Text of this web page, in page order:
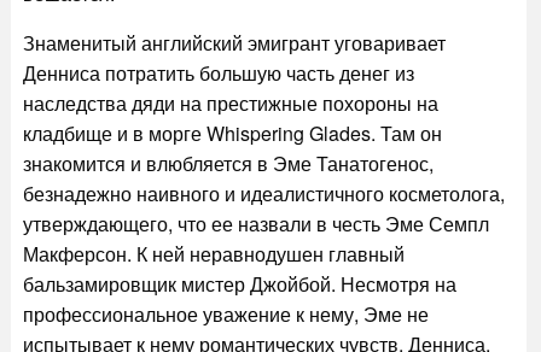
Знаменитый английский эмигрант уговаривает
Денниса потратить большую часть денег из
наследства дяди на престижные похороны на
кладбище и в морге Whispering Glades. Там он
знакомится и влюбляется в Эме Танатогенос,
безнадежно наивного и идеалистичного косметолога,
утверждающего, что ее назвали в честь Эме Семпл
Макферсон. К ней неравнодушен главный
бальзамировщик мистер Джойбой. Несмотря на
профессиональное уважение к нему, Эме не
испытывает к нему романтических чувств. Денниса,